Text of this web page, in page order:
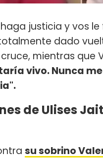
justicia y vos
dado
mientras que
vivo. Nunca
de Ulises
su sobrino